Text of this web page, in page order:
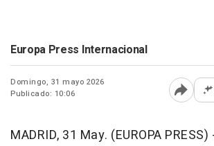
Europa Press Internacional
Domingo, 31 mayo 2026
Publicado: 10:06
Abrir
MADRID, 31 May. (EUROPA PRESS)